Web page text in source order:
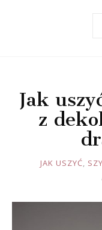
Jak
z
JOULE
JAK USZYĆ,